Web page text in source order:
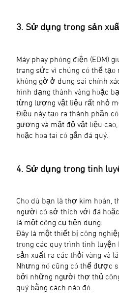
3. Sử dụng trong sản
Máy phay phóng điện (EDM)
trang sức vì chúng có thể tạo
không gờ ở dung sai chính
hình dạng thành vàng hoặc
từng lượng vật liệu rất nhỏ
Điều này tạo ra thành phần
gương và mật độ vật liệu
hoặc hoa tai có gắn đá quý.
4. Sử dụng trong tinh
Cho dù bạn là thợ kim hoàn,
người có sở thích với đá
là một công cụ tiện dụng.
Đây là một thiết bị công
trong các quy trình tinh
sản xuất ra các thỏi vàng và
Nhưng nó cũng có thể được
bởi những người thợ thủ
quý bằng cách nào đó.